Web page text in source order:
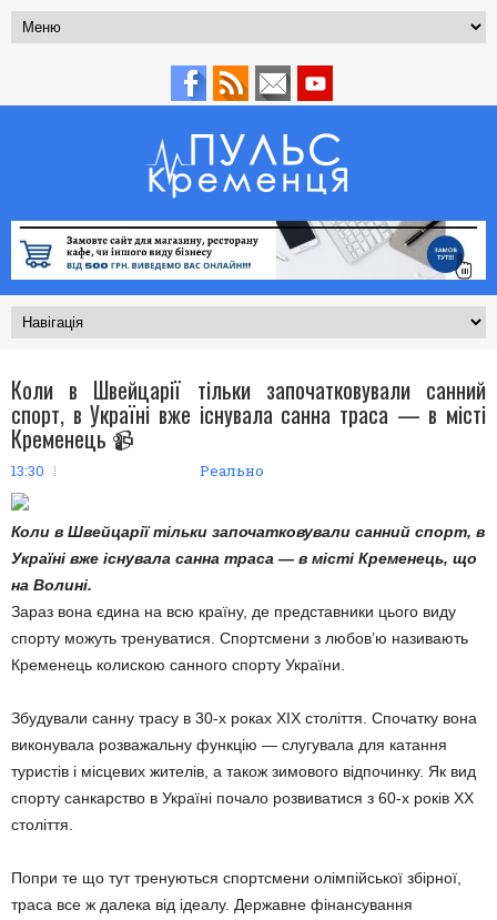
Коли в Швейцарії тільки започатковували санний
спорт, в Україні вже існувала санна траса — в місті
Кременець 📹
13:30 Реально
Коли в Швейцарії тільки започатковували санний спорт, в
Україні вже існувала санна траса — в місті Кременець, що
на Волині.
Зараз вона єдина на всю країну, де представники цього виду
спорту можуть тренуватися. Спортсмени з любов’ю називають
Кременець колискою санного спорту України.
Збудували санну трасу в 30-х роках XIX століття. Спочатку вона
виконувала розважальну функцію — слугувала для катання
туристів і місцевих жителів, а також зимового відпочинку. Як вид
спорту санкарство в Україні почало розвиватися з 60-х років XX
століття.
Попри те що тут тренуються спортсмени олімпійської збірної,
траса все ж далека від ідеалу. Державне фінансування